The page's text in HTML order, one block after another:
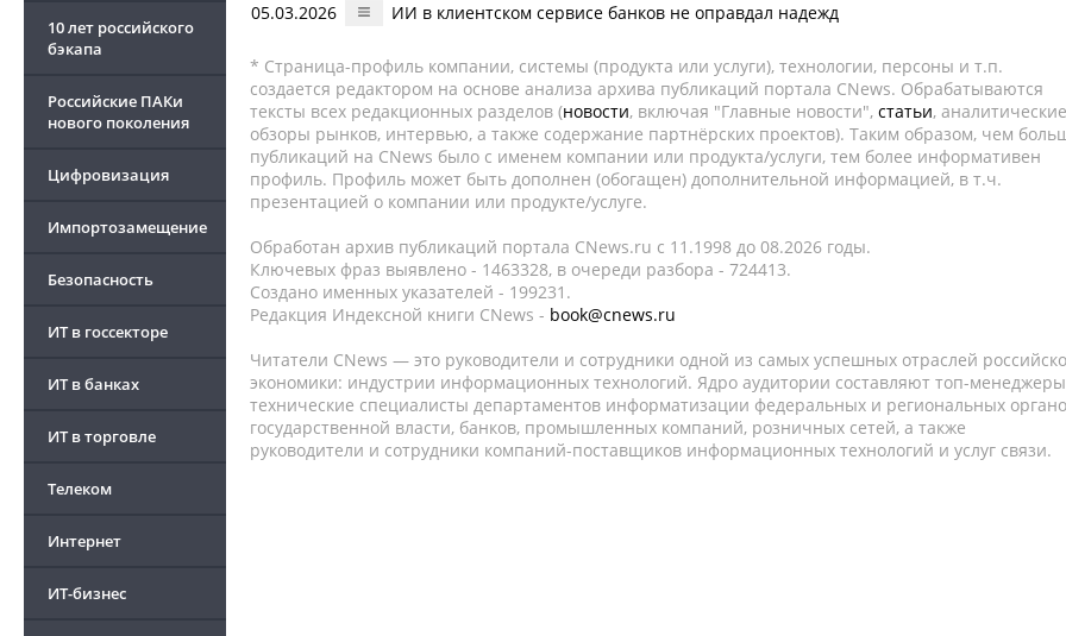
10 лет российского
бэкапа
Российские ПАКи
нового поколения
Цифровизация
Импортозамещение
Безопасность
ИТ в госсекторе
ИТ в банках
ИТ в торговле
Телеком
Интернет
ИТ-бизнес
05.03.2026 ИИ в клиентском сервисе банков не оправдал надежд
* Страница-профиль компании, системы (продукта или услуги), технологии, персоны и т.п.
создается редактором на основе анализа архива публикаций портала CNews. Обрабатываются
тексты всех редакционных разделов (новости, включая "Главные новости", статьи, аналитические
обзоры рынков, интервью, а также содержание партнёрских проектов). Таким образом, чем
публикаций на CNews было с именем компании или продукта/услуги, тем более информативен
профиль. Профиль может быть дополнен (обогащен) дополнительной информацией, в т.ч.
презентацией о компании или продукте/услуге.
Обработан архив публикаций портала CNews.ru c 11.1998 до 08.2026 годы.
Ключевых фраз выявлено - 1463328, в очереди разбора - 724413.
Создано именных указателей - 199231.
Редакция Индексной книги CNews - book@cnews.ru
Читатели CNews — это руководители и сотрудники одной из самых успешных отраслей
экономики: индустрии информационных технологий. Ядро аудитории составляют топ-
технические специалисты департаментов информатизации федеральных и региональных
государственной власти, банков, промышленных компаний, розничных сетей, а также
руководители и сотрудники компаний-поставщиков информационных технологий и услуг связи.